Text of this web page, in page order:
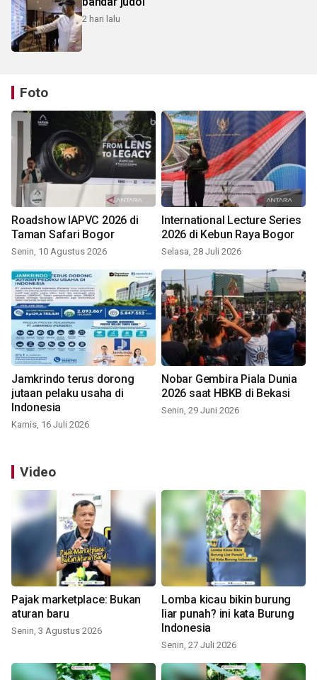
2 hari lalu
Foto
Roadshow IAPVC 2026 di
Taman Safari Bogor
Senin, 10 Agustus 2026
International Lecture Series
2026 di Kebun Raya Bogor
Selasa, 28 Juli 2026
Jamkrindo terus dorong
jutaan pelaku usaha di
Indonesia
Kamis, 16 Juli 2026
Nobar Gembira Piala Dunia
2026 saat HBKB di Bekasi
Senin, 29 Juni 2026
Video
Pajak marketplace: Bukan
aturan baru
Senin, 3 Agustus 2026
Lomba kicau bikin burung
liar punah? ini kata Burung
Indonesia
Senin, 27 Juli 2026